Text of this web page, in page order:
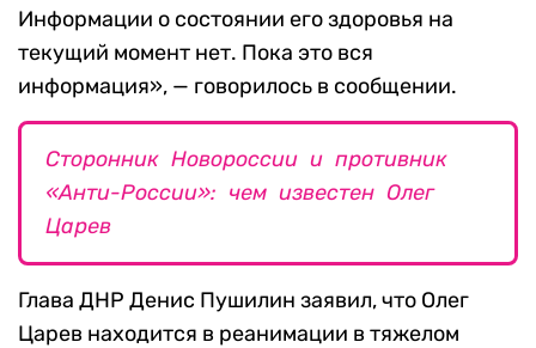
Информации о состоянии его здоровья на
текущий момент нет. Пока это вся
информация», — говорилось в сообщении.
Сторонник Новороссии и противник
«Анти-России»: чем известен Олег
Царев
Глава ДНР Денис Пушилин заявил, что Олег
Царев находится в реанимации в тяжелом